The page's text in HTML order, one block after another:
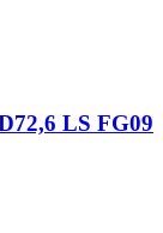
LS FG09